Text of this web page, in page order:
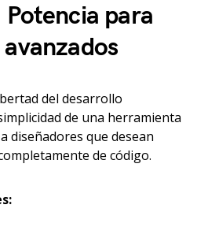
para
del desarrollo
de una herramienta
diseñadores que desean
de código.